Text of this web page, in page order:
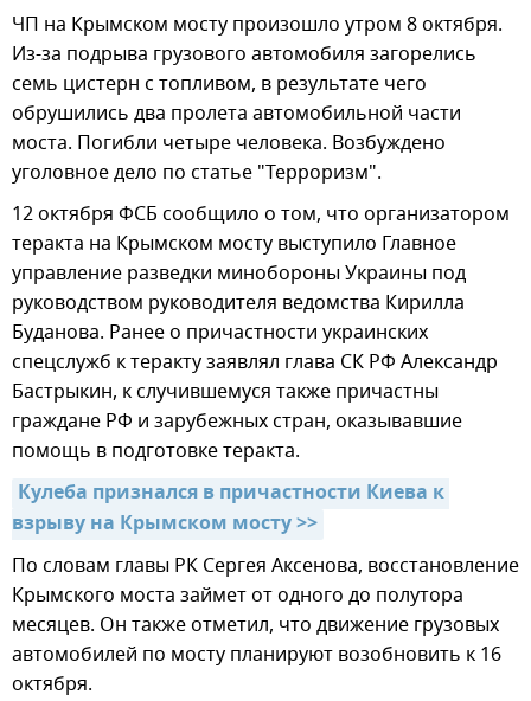
ЧП на Крымском мосту произошло утром 8 октября.
Из-за подрыва грузового автомобиля загорелись
семь цистерн с топливом, в результате чего
обрушились два пролета автомобильной части
моста. Погибли четыре человека. Возбуждено
уголовное дело по статье "Терроризм".
12 октября ФСБ сообщило о том, что организатором
теракта на Крымском мосту выступило Главное
управление разведки минобороны Украины под
руководством руководителя ведомства Кирилла
Буданова. Ранее о причастности украинских
спецслужб к теракту заявлял глава СК РФ Александр
Бастрыкин, к случившемуся также причастны
граждане РФ и зарубежных стран, оказывавшие
помощь в подготовке теракта.
Кулеба признался в причастности Киева к
взрыву на Крымском мосту >>
По словам главы РК Сергея Аксенова, восстановление
Крымского моста займет от одного до полутора
месяцев. Он также отметил, что движение грузовых
автомобилей по мосту планируют возобновить к 16
октября.